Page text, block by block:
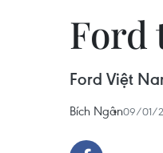
Ford
Ford Việt
Bích Ngân09/01/